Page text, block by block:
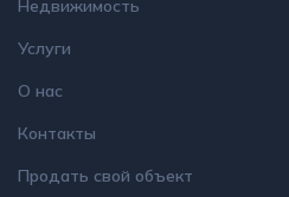
Недвижимость
Услуги
О нас
Контакты
Продать свой объект